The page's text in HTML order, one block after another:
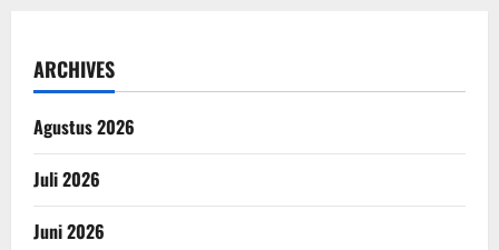
ARCHIVES
Agustus 2026
Juli 2026
Juni 2026